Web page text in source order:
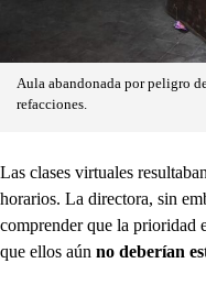
Aula abandonada por peligro
refacciones.
Las clases virtuales
horarios. La directora, sin
comprender que la prioridad
que ellos aún no deberían